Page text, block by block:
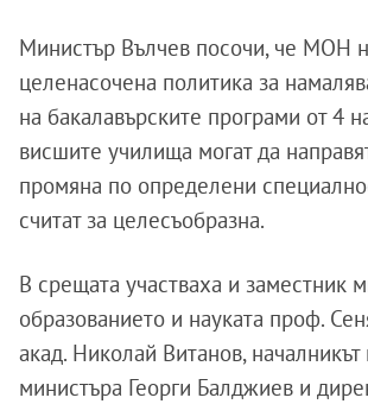
Министър Вълчев посочи, че МОН
целенасочена политика за
на бакалавърските програми от 4
висшите училища могат да
промяна по определени
считат за целесъобразна.
В срещата участваха и заместник
образованието и науката проф.
акад. Николай Витанов, началникът
министъра Георги Балджиев и